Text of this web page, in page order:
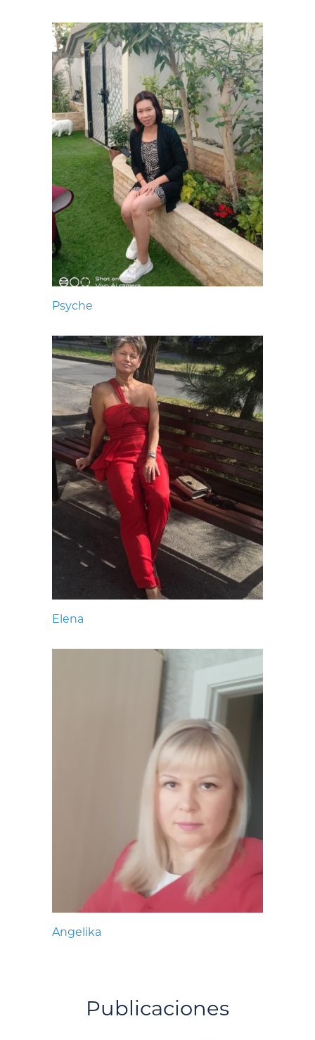
Psyche
Elena
Angelika
Publicaciones